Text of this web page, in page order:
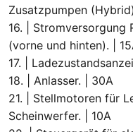
Zusatzpumpen
16. | Stromversorgung
(vorne und hinten). |
17. |
18. | Anlasser. | 30A
21. | Stellmotoren für
Scheinwerfer. | 10A